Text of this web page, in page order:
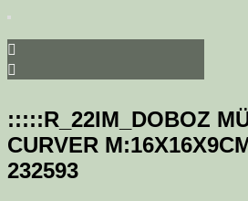
:::::R_22IM_DOBOZ
CURVER
232593